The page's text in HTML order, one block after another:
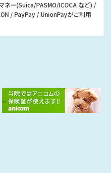
ネー(Suica/PASMO/ICOCA など) /
/ PayPay / UnionPayがご利用